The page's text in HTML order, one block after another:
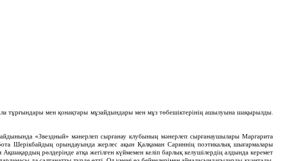
тұрғындары мен қонақтары мұзайдындары мен мұз төбешіктерінің ашылуына шақырылды.
«Звездный» мәнерлеп сырғанау клубының мәнерлеп сырғанаушылары Маргарита
Шерікбайдың орындауында жерлес ақын Қалқаман Сариннің поэтикалық шығармалары
рөлдерінде атқа жегілген күймемен келіп барлық келушілердің алдында керемет